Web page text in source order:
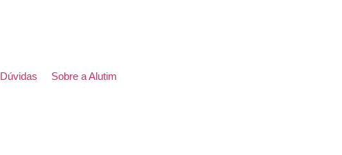
Dúvidas Sobre a Alutim